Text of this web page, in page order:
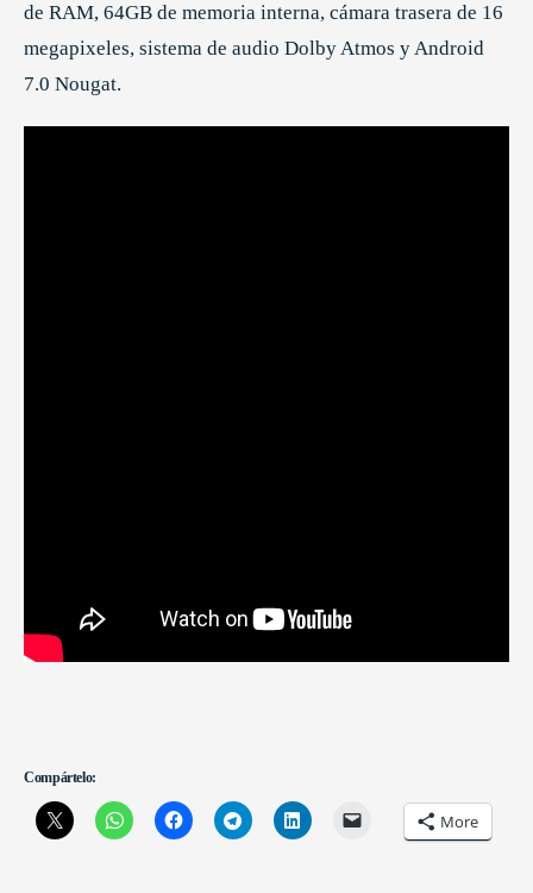
de RAM, 64GB de memoria interna, cámara trasera de 16
megapixeles, sistema de audio Dolby Atmos y Android
7.0 Nougat.
Compártelo:
More